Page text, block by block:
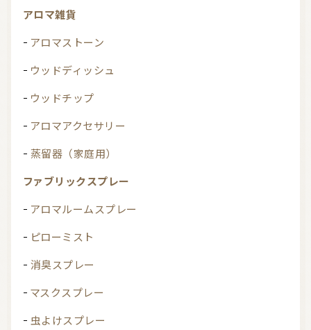
アロマ雑貨
アロマストーン
ウッドディッシュ
ウッドチップ
アロマアクセサリー
蒸留器（家庭用）
ファブリックスプレー
アロマルームスプレー
ピローミスト
消臭スプレー
マスクスプレー
虫よけスプレー